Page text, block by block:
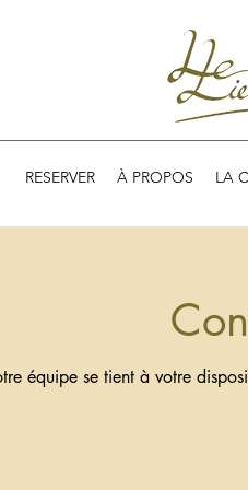
RESERVER À PROPOS LA
équipe se tient à votre